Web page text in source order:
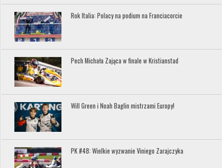
Rok Italia: Polacy na podium na Franciacorcie
Pech Michała Zająca w finale w Kristianstad
Will Green i Noah Baglin mistrzami Europy!
PK #48: Wielkie wyzwanie Viniego Zarajczyka